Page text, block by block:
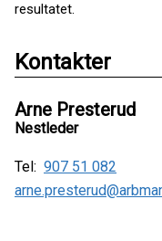
resultatet.
Kontakter
Arne Presterud
Nestleder
Tel: 907 51 082